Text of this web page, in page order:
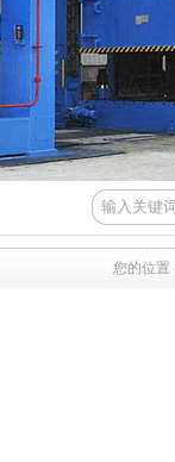
您的位置